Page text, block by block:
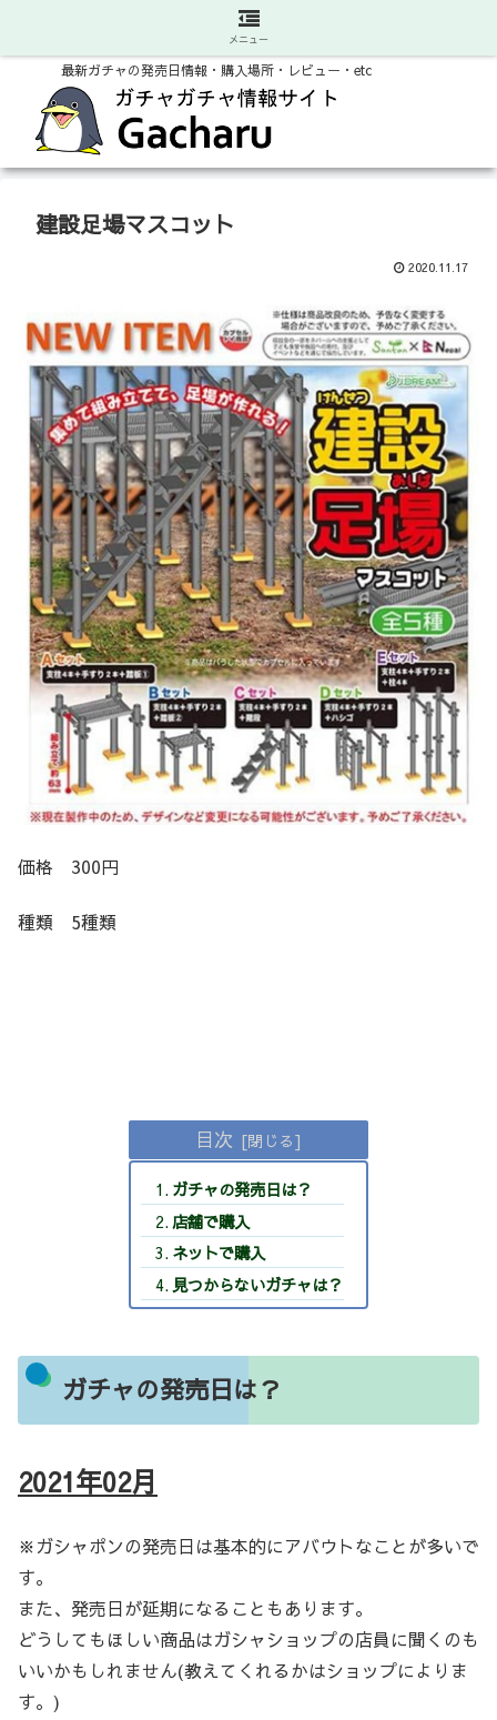
最新ガチャの発売日情報・購入場所・レビュー・etc
建設足場マスコット
2020.11.17
価格 300円
種類 5種類
目次
ガチャの発売日は？
店舗で購入
ネットで購入
見つからないガチャは？
ガチャの発売日は？
2021年02月
※ガシャポンの発売日は基本的にアバウトなことが多いで
す。
また、発売日が延期になることもあります。
どうしてもほしい商品はガシャショップの店員に聞くのも
いいかもしれません(教えてくれるかはショップによりま
す。)
メニュー